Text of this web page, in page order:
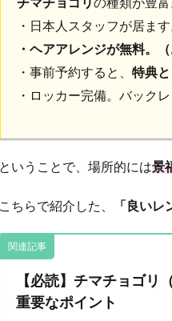
・日本人スタッフが居ま
・ヘアアレンジが無料。
・事前予約すると、 特典
・ロッカー完備。バック
ということで、場所的には景
こちらで紹介した、 「良い
関連記事
【必読】チマチョゴリ
重要なポイント